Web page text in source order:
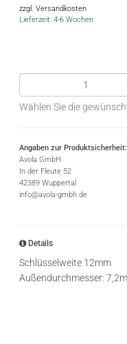
zzgl. Versandkosten
Lieferzeit: 4-6 Wochen
Wählen Sie die
Angaben zur Produktsicherheit:
Avola GmbH
In der Fleute 52
42389 Wuppertal
info@avola-gmbh.de
Details
Schlüsselweite 12mm
Außendurchmesser: